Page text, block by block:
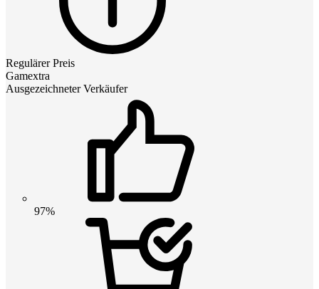
Regulärer Preis
Gamextra
Ausgezeichneter Verkäufer
97%